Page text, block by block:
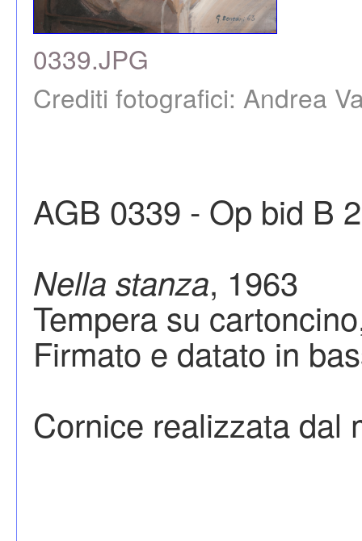
0339.JPG
Crediti fotografici: Andrea
AGB 0339 - Op bid B
Nella stanza, 1963
Tempera su
Firmato e datato in
Cornice realizzata dal